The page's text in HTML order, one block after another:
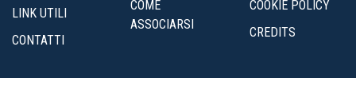
LINK UTILI
CONTATTI
COME
ASSOCIARSI
COOKIE POLICY
CREDITS